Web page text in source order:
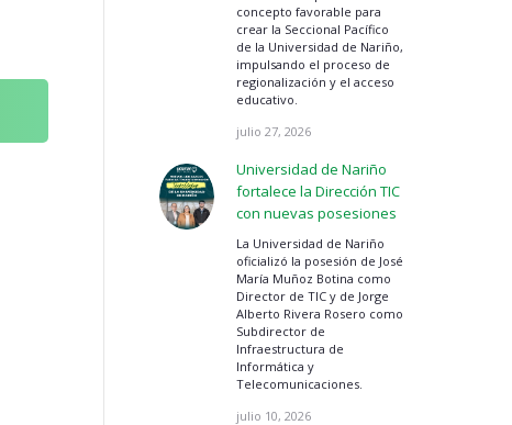
concepto favorable para
crear la Seccional Pacífico
de la Universidad de Nariño,
impulsando el proceso de
regionalización y el acceso
educativo.
julio 27, 2026
Universidad de Nariño
fortalece la Dirección TIC
con nuevas posesiones
La Universidad de Nariño
oficializó la posesión de José
María Muñoz Botina como
Director de TIC y de Jorge
Alberto Rivera Rosero como
Subdirector de
Infraestructura de
Informática y
Telecomunicaciones.
julio 10, 2026